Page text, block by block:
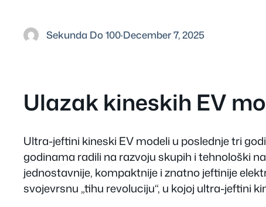
Sekunda Do 100·December 7, 2025
Ulazak kineskih EV
Ultra-jeftini kineski EV modeli u poslednje tri
godinama radili na razvoju skupih i tehnološki
jednostavnije, kompaktnije i znatno jeftinije
svojevrsnu „tihu revoluciju“, u kojoj ultra-jeftini